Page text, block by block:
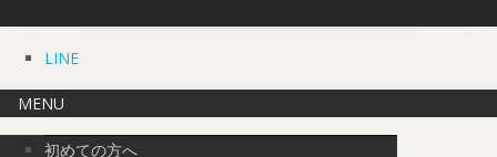
LINE
MENU
初めての方へ